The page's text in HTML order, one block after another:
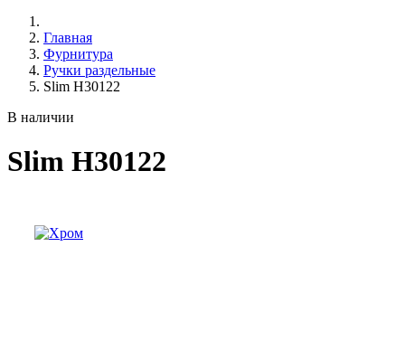
Главная
Фурнитура
Ручки раздельные
Slim H30122
В наличии
Slim H30122